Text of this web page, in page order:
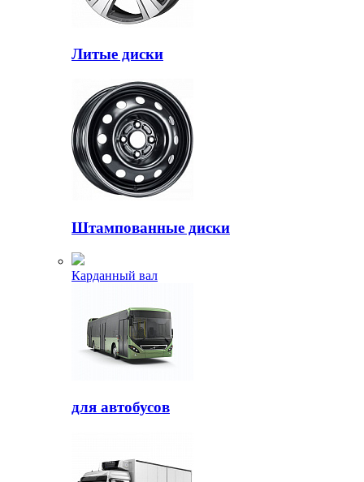
Литые диски
Штампованные диски
Карданный вал
для автобусов